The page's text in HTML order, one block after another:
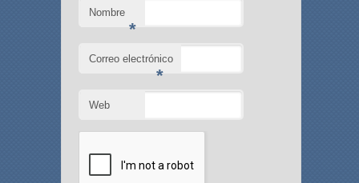
Nombre
*
Correo electrónico
*
Web